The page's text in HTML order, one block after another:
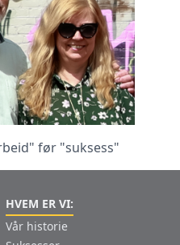
før "suksess"
HVEM ER VI:
Vår historie